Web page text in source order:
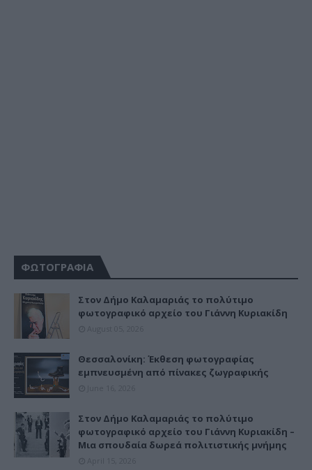
ΦΩΤΟΓΡΑΦΙΑ
Στον Δήμο Καλαμαριάς το πολύτιμο
φωτογραφικό αρχείο του Γιάννη Κυριακίδη
Θεσσαλονίκη: Έκθεση φωτογραφίας
εμπνευσμένη από πίνακες ζωγραφικής
Στον Δήμο Καλαμαριάς το πολύτιμο
φωτογραφικό αρχείο του Γιάννη Κυριακίδη –
Μια σπουδαία δωρεά πολιτιστικής μνήμης